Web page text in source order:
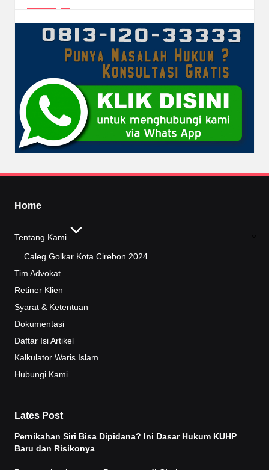
Home
Tentang Kami
Caleg Golkar Kota Cirebon 2024
Tim Advokat
Retiner Klien
Syarat & Ketentuan
Dokumentasi
Daftar Isi Artikel
Kalkulator Waris Islam
Hubungi Kami
Lates Post
Pernikahan Siri Bisa Dipidana? Ini Dasar Hukum KUHP
Baru dan Risikonya